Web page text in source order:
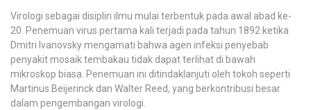
Virologi sebagai disiplin ilmu mulai terbentuk pada awal abad ke-
20. Penemuan virus pertama kali terjadi pada tahun 1892 ketika
Dmitri Ivanovsky mengamati bahwa agen infeksi penyebab
penyakit mosaik tembakau tidak dapat terlihat di bawah
mikroskop biasa. Penemuan ini ditindaklanjuti oleh tokoh seperti
Martinus Beijerinck dan Walter Reed, yang berkontribusi besar
dalam pengembangan virologi.